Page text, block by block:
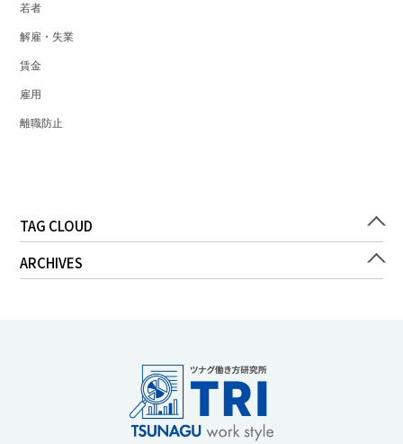
若者
解雇・失業
賃金
雇用
離職防止
TAG CLOUD
ARCHIVES